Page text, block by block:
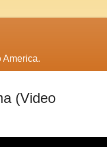
America.
(Video